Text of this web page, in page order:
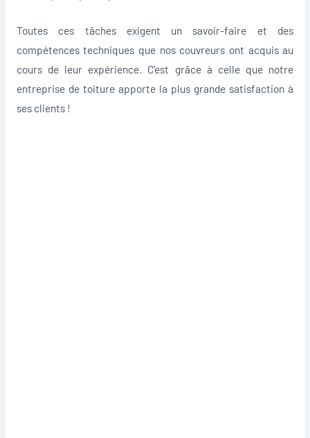
Toutes ces tâches exigent un savoir-faire et des
compétences techniques que nos couvreurs ont acquis au
cours de leur expérience. C’est grâce à celle que notre
entreprise de toiture apporte la plus grande satisfaction à
ses clients !